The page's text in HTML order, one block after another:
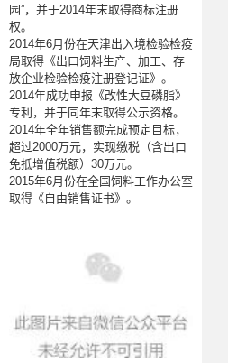
园”，并于2014年末取得商标注册
权。
2014年6月份在天津出入境检验检疫
局取得《出口饲料生产、加工、存
放企业检验检疫注册登记证》。
2014年成功申报《改性大豆磷脂》
专利，并于同年末取得公示资格。
2014年全年销售额完成预定目标，
超过2000万元，实现缴税（含出口
免抵增值税额） 30万元。
2015年6月份在全国饲料工作办公室
取得《自由销售证书》。